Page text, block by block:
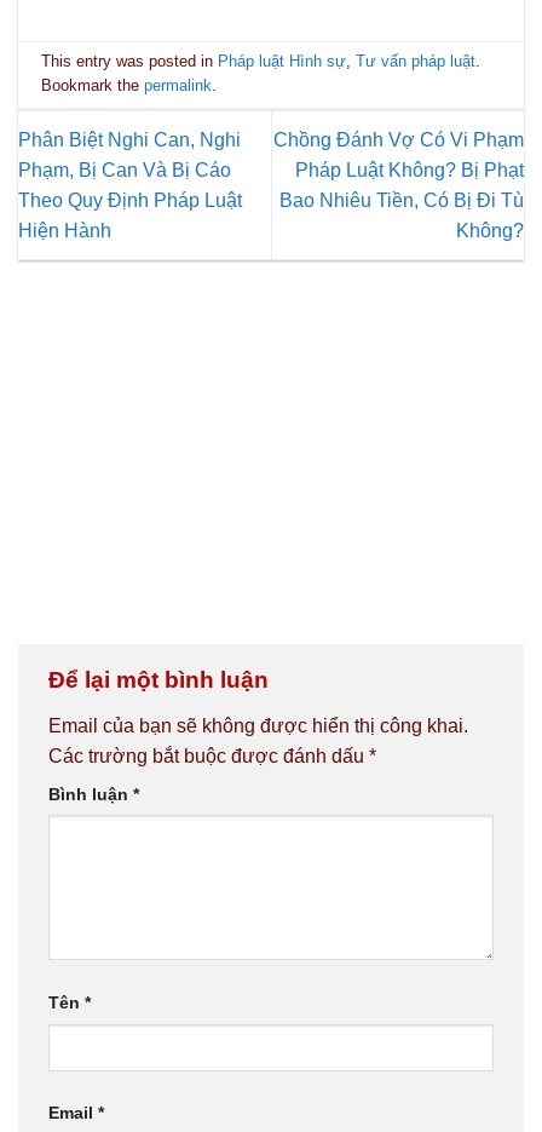
This entry was posted in Pháp luật Hình sự,Tư vấn pháp luật.
Bookmark thepermalink.
Phân Biệt Nghi Can, Nghi
Phạm, Bị Can Và Bị Cáo
Theo Quy Định Pháp Luật
Hiện Hành
Chồng Đánh Vợ Có Vi Phạm
Pháp Luật Không? Bị Phạt
Bao Nhiêu Tiền, Có Bị Đi Tù
Không?
Để lại một bình luận
Email của bạn sẽ không được hiển thị công khai.
Các trường bắt buộc được đánh dấu *
Bình luận *
Tên *
Email *